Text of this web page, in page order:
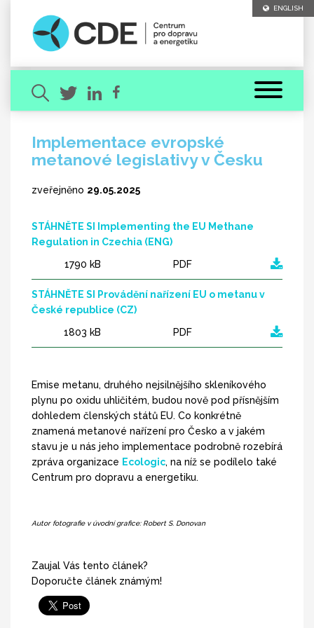
ENGLISH
Implementace evropské
metanové legislativy v Česku
zveřejněno 29.05.2025
STÁHNĚTE SI Implementing the EU Methane
Regulation in Czechia (ENG)
1790 kB
PDF
STÁHNĚTE SI Provádění nařízení EU o metanu v
České republice (CZ)
1803 kB
PDF
Emise metanu, druhého nejsilnějšího skleníkového
plynu po oxidu uhličitém, budou nově pod přísnějším
dohledem členských států EU. Co konkrétně
znamená metanové nařízení pro Česko a v jakém
stavu je u nás jeho implementace podrobně rozebírá
zpráva organizace Ecologic, na níž se podílelo také
Centrum pro dopravu a energetiku.
Autor fotografie v úvodní grafice: Robert S. Donovan
Zaujal Vás tento článek?
Doporučte článek známým!
Hledaný výraz